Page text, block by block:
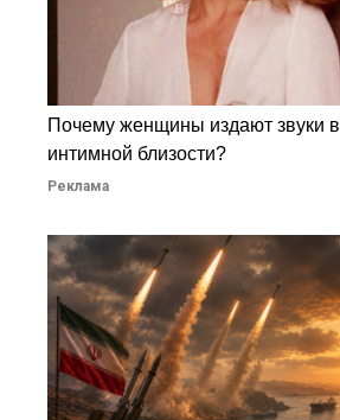
Почему женщины издают звуки
интимной близости?
Реклама